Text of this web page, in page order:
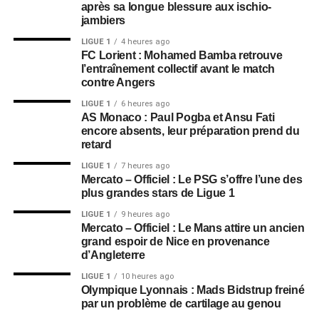
après sa longue blessure aux ischio-
jambiers
LIGUE 1 4 heures ago
FC Lorient : Mohamed Bamba retrouve
l’entraînement collectif avant le match
contre Angers
LIGUE 1 6 heures ago
AS Monaco : Paul Pogba et Ansu Fati
encore absents, leur préparation prend du
retard
LIGUE 1 7 heures ago
Mercato – Officiel : Le PSG s’offre l’une des
plus grandes stars de Ligue 1
LIGUE 1 9 heures ago
Mercato – Officiel : Le Mans attire un ancien
grand espoir de Nice en provenance
d’Angleterre
LIGUE 1 10 heures ago
Olympique Lyonnais : Mads Bidstrup freiné
par un problème de cartilage au genou